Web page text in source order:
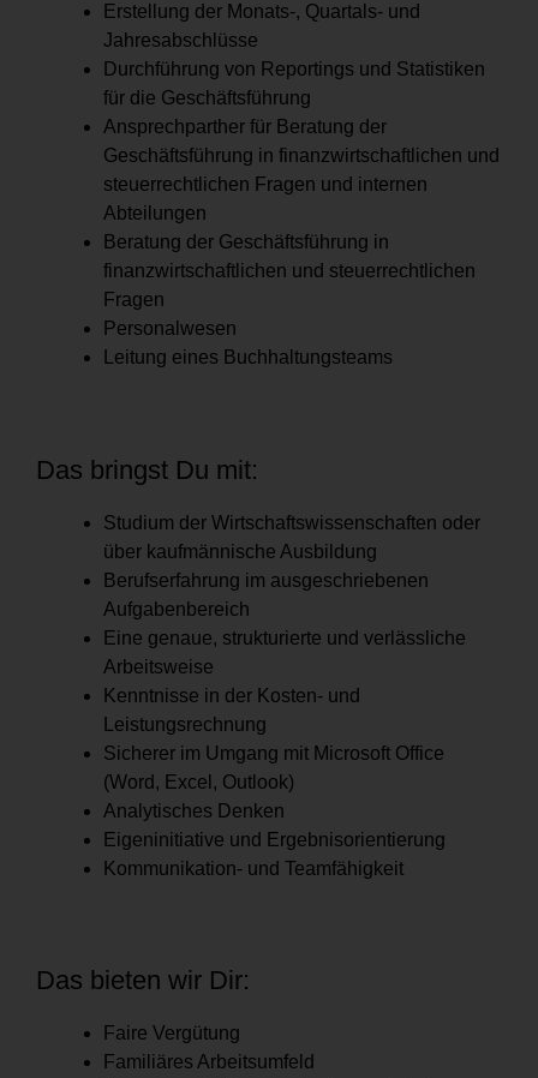
Erstellung der Monats-, Quartals- und
Jahresabschlüsse
Durchführung von Reportings und Statistiken
für die Geschäftsführung
Ansprechparther für Beratung der
Geschäftsführung in finanzwirtschaftlichen und
steuerrechtlichen Fragen und internen
Abteilungen
Beratung der Geschäftsführung in
finanzwirtschaftlichen und steuerrechtlichen
Fragen
Personalwesen
Leitung eines Buchhaltungsteams
Das bringst Du mit:
Studium der Wirtschaftswissenschaften oder
über kaufmännische Ausbildung
Berufserfahrung im ausgeschriebenen
Aufgabenbereich
Eine genaue, strukturierte und verlässliche
Arbeitsweise
Kenntnisse in der Kosten- und
Leistungsrechnung
Sicherer im Umgang mit Microsoft Office
(Word, Excel, Outlook)
Analytisches Denken
Eigeninitiative und Ergebnisorientierung
Kommunikation- und Teamfähigkeit
Das bieten wir Dir:
Faire Vergütung
Familiäres Arbeitsumfeld